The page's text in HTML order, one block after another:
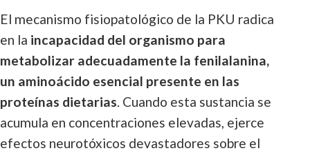
El mecanismo fisiopatológico de la PKU radica
en la incapacidad del organismo para
metabolizar adecuadamente la fenilalanina,
un aminoácido esencial presente en las
proteínas dietarias. Cuando esta sustancia se
acumula en concentraciones elevadas, ejerce
efectos neurotóxicos devastadores sobre el